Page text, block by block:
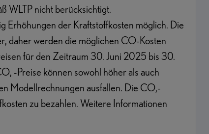
WLTP nicht berücksichtigt.
Erhöhungen der Kraftstoffkosten möglich. Die
daher werden die möglichen CO-Kosten
für den Zeitraum 30. Juni 2025 bis 30.
-Preise können sowohl höher als auch
Modellrechnungen ausfallen. Die CO,-
zu bezahlen. Weitere Informationen